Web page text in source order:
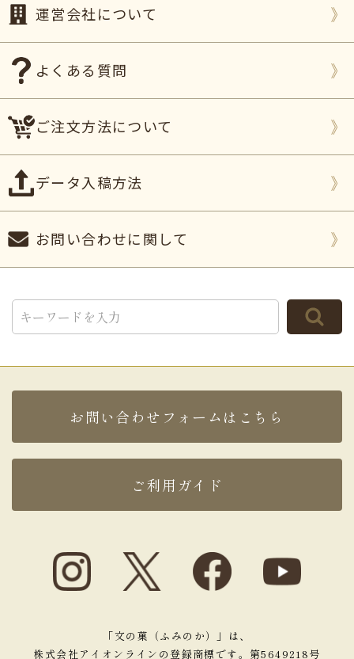
運営会社について
よくある質問
ご注文方法について
データ入稿方法
お問い合わせに関して
お問い合わせフォームはこちら
ご利用ガイド
「文の菓（ふみのか）」は、
株式会社アイオンラインの登録商標です。第5649218号